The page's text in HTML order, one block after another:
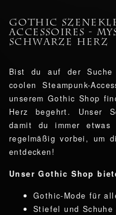
Gothic
Accessoires -
schwarze Herz
Bist du auf der Suche
coolen Steampunk-
unserem Gothic Shop
Herz begehrt. Unser
damit du immer etwas
regelmäßig vorbei, um
entdecken!
Unser Gothic Shop
Gothic-Mode für
Stiefel und